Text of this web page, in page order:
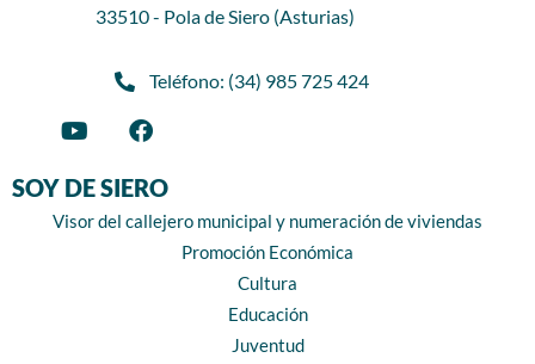
33510 - Pola de Siero (Asturias)
Teléfono: (34) 985 725 424
SOY DE SIERO
Visor del callejero municipal y numeración de viviendas
Promoción Económica
Cultura
Educación
Juventud